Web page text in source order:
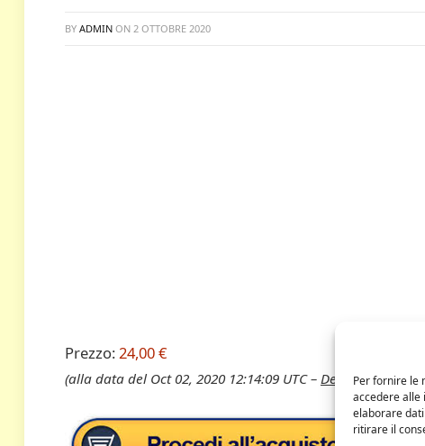
Per fornire le
accedere alle
elaborare
ritirare il
BY ADMIN ON 2 OTTOBRE 2020
Prezzo: 24,00 €
(alla data del Oct 02, 2020 12:14:09 UTC – Dettagli)